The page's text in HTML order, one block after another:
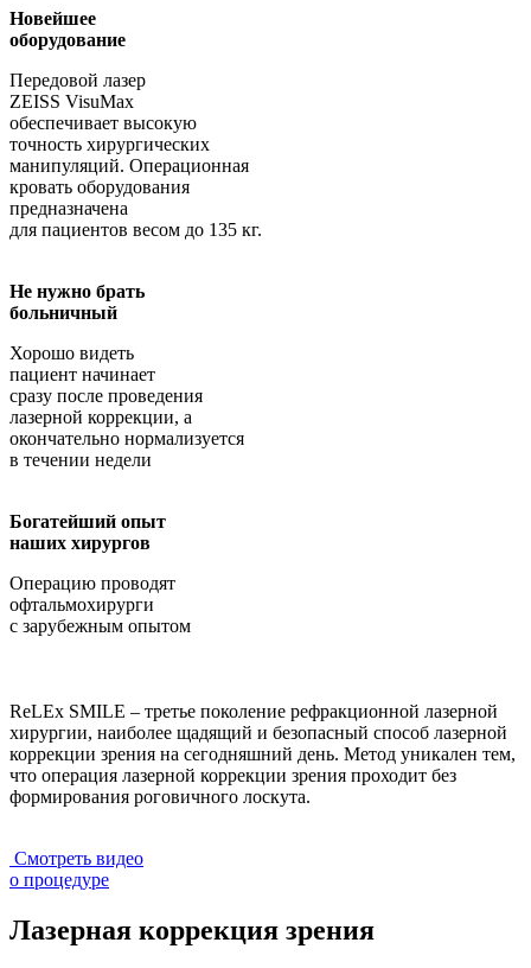
Новейшее
оборудование
Передовой лазер
ZEISS VisuMax
обеспечивает высокую
точность хирургических
манипуляций. Операционная
кровать оборудования
предназначена
для пациентов весом до 135 кг.
Не нужно брать
больничный
Хорошо видеть
пациент начинает
сразу после проведения
лазерной коррекции, а
окончательно нормализуется
в течении недели
Богатейший опыт
наших хирургов
Операцию проводят
офтальмохирурги
с зарубежным опытом
ReLEx SMILE – третье поколение рефракционной лазерной
хирургии, наиболее щадящий и безопасный способ лазерной
коррекции зрения на сегодняшний день. Метод уникален тем,
что операция лазерной коррекции зрения проходит без
формирования роговичного лоскута.
Смотреть видео
о процедуре
Лазерная коррекция зрения